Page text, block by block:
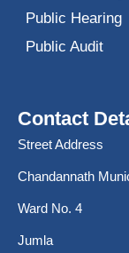
Public Hearing
Public Audit
Contact
Street Address
Chandannath
Ward No. 4
Jumla